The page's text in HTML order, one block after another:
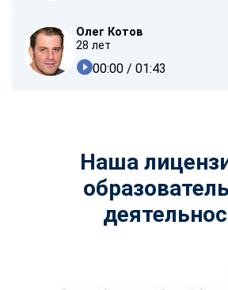
Олег Котов
28 лет
00:00 / 01:43
Наша